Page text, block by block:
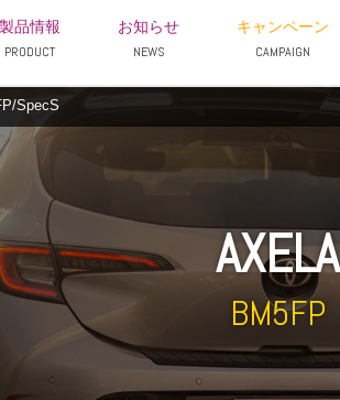
製品情報
PRODUCT
お知らせ
NEWS
キャンペーン
CAMPAIGN
SpecS
AXELA
BM5FP